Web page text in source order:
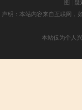
图 | 疑
声明：本站内容来自互联网，
本站仅为个人